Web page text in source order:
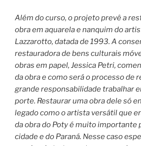
Além do curso, o projeto prevê a
obra em aquarela e nanquim do
Lazzarotto, datada de 1993. A
restauradora de bens culturais
obras em papel, Jessica Petri,
da obra e como será o processo de
grande responsabilidade trabalhar
porte. Restaurar uma obra dele só
legado como o artista versátil que
da obra do Poty é muito importante
cidade e do Paraná. Nesse caso